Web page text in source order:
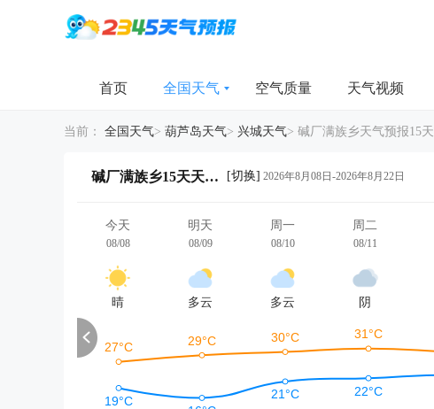
首页 全国天气 空气质量 天气视频
当前： 全国天气> 葫芦岛天气> 兴城天气> 碱厂满族乡天气预报15天
碱厂满族乡15天天气详情 [切换] 2026年8月08日-2026年8月22日
今天
08/08
晴
明天
08/09
多云
周一
08/10
多云
周二
08/11
阴